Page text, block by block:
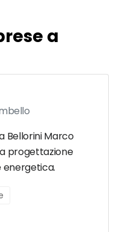
a
Bellorini Marco
progettazione